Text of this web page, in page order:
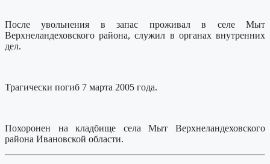
После увольнения в запас проживал в селе Мыт
Верхнеландеховского района, служил в органах внутренних
дел.
Трагически погиб 7 марта 2005 года.
Похоронен на кладбище села Мыт Верхнеландеховского
района Ивановской области.